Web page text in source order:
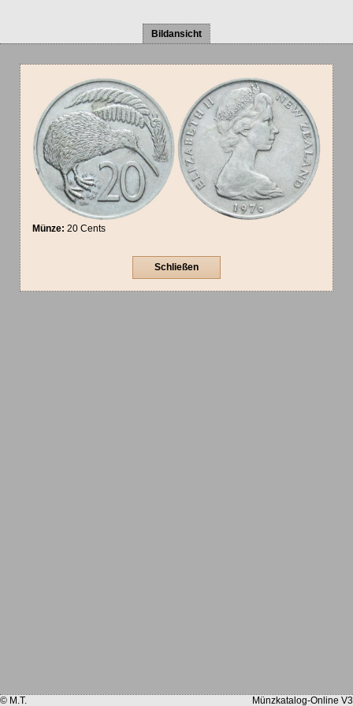
Bildansicht
Münze:20 Cents
Schließen
© M.T. Münzkatalog-Online V3